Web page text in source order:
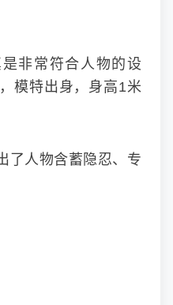
非常符合人物的设
模特出身，身高1米
了人物含蓄隐忍、专